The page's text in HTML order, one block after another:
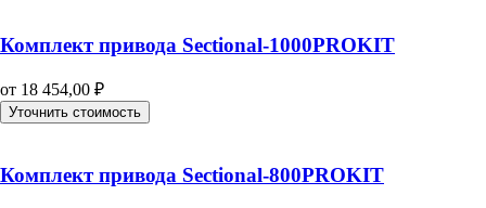
Комплект привода Sectional-1000PROKIT
от 18 454,00 ₽
Уточнить стоимость
Комплект привода Sectional-800PROKIT